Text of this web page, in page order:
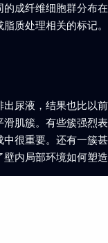
成纤维细胞群分布
质处理相关的标记
尿液，结果也比以
滑肌簇。有些簇强
很重要。还有一簇
内局部环境如何塑造